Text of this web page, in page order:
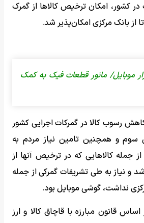
کشور، امکان ترخیص کالاها از گمرک
از بانک مرکزی امکان‌پذیر شد.
موبایل/ مانور قطعات فیک به کمک
رسوب کالا در گمرکات اجرایی کشور
سوم و همچنین تامین نیاز مردم به
جمله کالاهایی که در ترخیص آنها از
و نیاز به طی تشریفات گمرکی از جمله
نداشت، گوشی موبایل بود.
قانون مبارزه با قاچاق کالا و ارز